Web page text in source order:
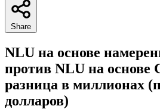
Share
NLU на основе
против NLU на
разница в миллионах
долларов)